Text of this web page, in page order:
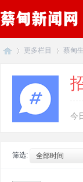
更多栏目 蔡甸
今
筛选: 全部时间